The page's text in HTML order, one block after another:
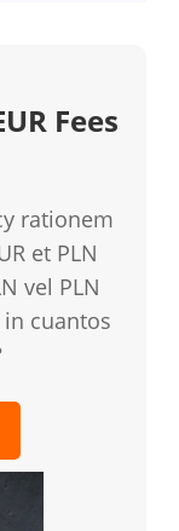
Fees
rationem
et PLN
vel PLN
cuantos